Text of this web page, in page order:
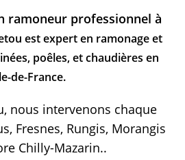
ramoneur professionnel à
est expert en ramonage et
poêles, et chaudières en
de-France.
nous intervenons chaque
Fresnes, Rungis, Morangis
Chilly-Mazarin..